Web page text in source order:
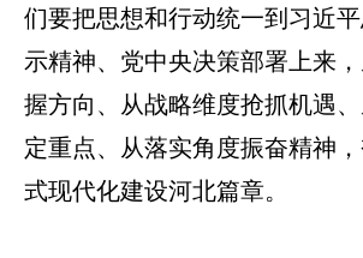
们要把思想和行动统一到习近
示精神、党中央决策部署上来
握方向、从战略维度抢抓机遇
定重点、从落实角度振奋精神
式现代化建设河北篇章。